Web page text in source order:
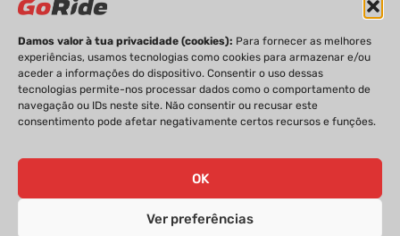
Damos valor à tua privacidade (cookies): Para fornecer as melhores
experiências, usamos tecnologias como cookies para armazenar e/ou
aceder a informações do dispositivo. Consentir o uso dessas
tecnologias permite-nos processar dados como o comportamento de
navegação ou IDs neste site. Não consentir ou recusar este
consentimento pode afetar negativamente certos recursos e funções.
OK
Ver preferências
PRIVACIDADE FICHA TÉCNICA
ESTATUTO EDITORIAL